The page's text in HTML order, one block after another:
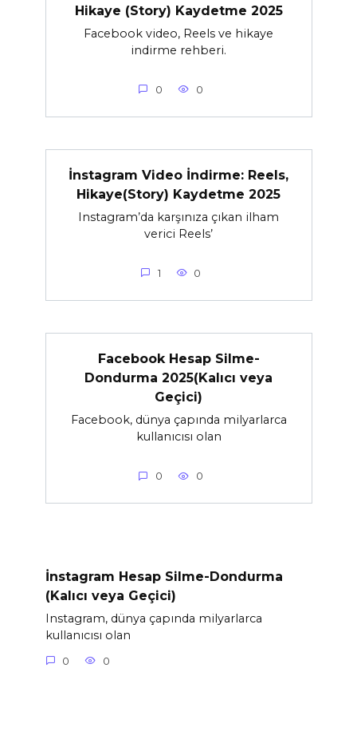
Hikaye (Story) Kaydetme 2025
Facebook video, Reels ve hikaye
indirme rehberi.
0 0
İnstagram Video İndirme: Reels,
Hikaye(Story) Kaydetme 2025
Instagram’da karşınıza çıkan ilham
verici Reels’
1 0
Facebook Hesap Silme-
Dondurma 2025(Kalıcı veya
Geçici)
Facebook, dünya çapında milyarlarca
kullanıcısı olan
0 0
İnstagram Hesap Silme-Dondurma
(Kalıcı veya Geçici)
Instagram, dünya çapında milyarlarca
kullanıcısı olan
0 0